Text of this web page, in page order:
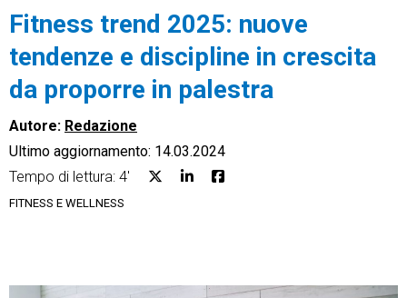
Ecommerce
Fitness trend 2025: nuove
tendenze e discipline in crescita
da proporre in palestra
Autore: Redazione
Ultimo aggiornamento: 14.03.2024
Tempo di lettura: 4'
FITNESS E WELLNESS